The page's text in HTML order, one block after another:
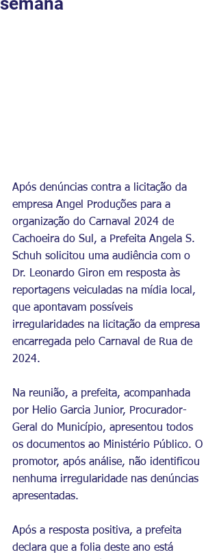
Após denúncias contra a licitação da
empresa Angel Produções para a
organização do Carnaval 2024 de
Cachoeira do Sul, a Prefeita Angela S.
Schuh solicitou uma audiência com o
Dr. Leonardo Giron em resposta às
reportagens veiculadas na mídia local,
que apontavam possíveis
irregularidades na licitação da empresa
encarregada pelo Carnaval de Rua de
2024.
Na reunião, a prefeita, acompanhada
por Helio Garcia Junior, Procurador-
Geral do Município, apresentou todos
os documentos ao Ministério Público. O
promotor, após análise, não identificou
nenhuma irregularidade nas denúncias
apresentadas.
Após a resposta positiva, a prefeita
declara que a folia deste ano está